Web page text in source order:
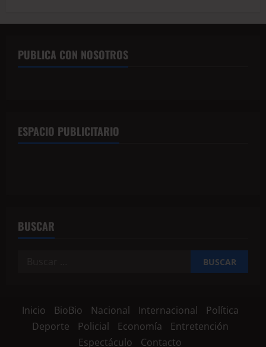
PUBLICA CON NOSOTROS
ESPACIO PUBLICITARIO
BUSCAR
Inicio BioBio Nacional Internacional
Política
Deporte
Policial Economía
Entretención
Espectáculo
Contacto